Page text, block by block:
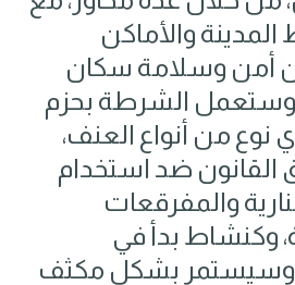
والأماكن
أمن وسلامة سكان
وستعمل الشرطة بحزم
من أنواع العنف،
ضد استخدام
والمفرقعات
وكنشاط بدأ في
وسيستمر بشكل مكثف